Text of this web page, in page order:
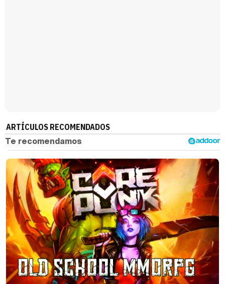
ARTÍCULOS RECOMENDADOS